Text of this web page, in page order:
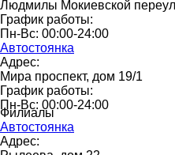
Людмилы Мокиевской
График работы:
Пн-Вс: 00:00-24:00
Автостоянка
Адрес:
Мира проспект, дом 19/1
График работы:
Пн-Вс: 00:00-24:00
Филиалы
Автостоянка
Адрес: